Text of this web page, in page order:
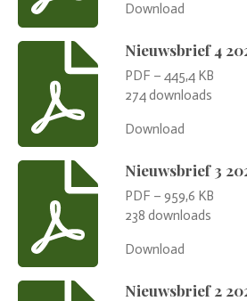
Download
Nieuwsbrief 4
PDF – 445,4 KB
274 downloads
Download
Nieuwsbrief 3
PDF – 959,6 KB
238 downloads
Download
Nieuwsbrief 2